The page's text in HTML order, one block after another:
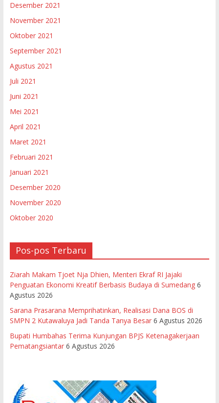
Desember 2021
November 2021
Oktober 2021
September 2021
Agustus 2021
Juli 2021
Juni 2021
Mei 2021
April 2021
Maret 2021
Februari 2021
Januari 2021
Desember 2020
November 2020
Oktober 2020
Pos-pos Terbaru
Ziarah Makam Tjoet Nja Dhien, Menteri Ekraf RI Jajaki
Penguatan Ekonomi Kreatif Berbasis Budaya di Sumedang 6
Agustus 2026
Sarana Prasarana Memprihatinkan, Realisasi Dana BOS di
SMPN 2 Kutawaluya Jadi Tanda Tanya Besar 6 Agustus 2026
Bupati Humbahas Terima Kunjungan BPJS Ketenagakerjaan
Pematangsiantar 6 Agustus 2026